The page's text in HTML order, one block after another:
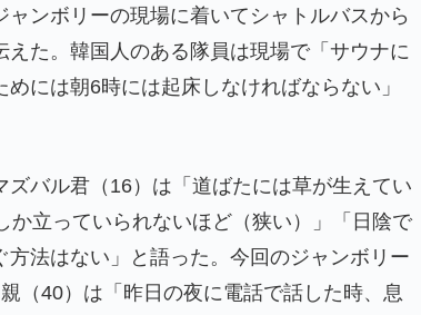
ンボリーの現場に着いてシャトルバスから
た。韓国人のある隊員は現場で「サウナに
には朝6時には起床しなければならない」
バル君（16）は「道ばたには草が生えてい
立っていられないほど（狭い）」「日陰で
法はない」と語った。今回のジャンボリー
（40）は「昨日の夜に電話で話した時、息